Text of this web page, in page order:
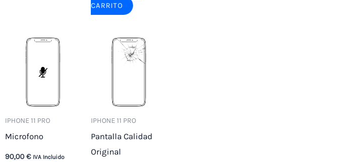
CARRITO
IPHONE 11 PRO
Microfono
90,00€ IVA Incluido
IPHONE 11 PRO
Pantalla Calidad
Original